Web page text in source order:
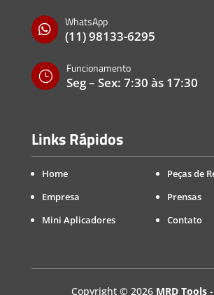

WhatsApp
(11) 98133-6295
}
Funcionamento
Seg – Sex: 7:30 às 17:30
Links Rápidos
Home
Empresa
Mini Aplicadores
Peças de
Prensas
Contato
Copyright © 2026 MRD Tools-